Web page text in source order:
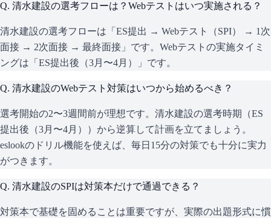
Q. 清水建設の選考フローは？Webテストはいつ実施される？
清水建設の選考フローは「ES提出 → Webテスト（SPI） → 1次
面接 → 2次面接 → 最終面接」です。Webテストの実施タイミ
ングは「ES提出後（3月〜4月）」です。
Q. 清水建設のWebテスト対策はいつから始めるべき？
選考開始の2〜3週間前が理想です。清水建設の選考時期（ES
提出後（3月〜4月））から逆算して計画を立てましょう。
eslookのドリル機能を使えば、毎日15分の対策でも十分に実力
がつきます。
Q. 清水建設のSPIは対策本だけで通過できる？
対策本で基礎を固めることは重要ですが、実際の出題形式に慣